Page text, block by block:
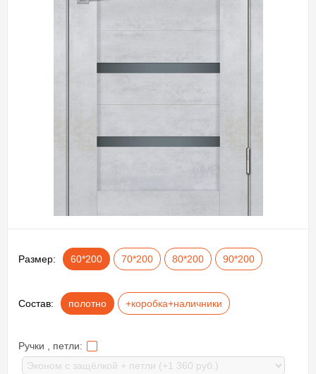
Размер: 60*200 70*200 80*200 90*200
Состав: полотно +коробка+наличники
Ручки , петли: